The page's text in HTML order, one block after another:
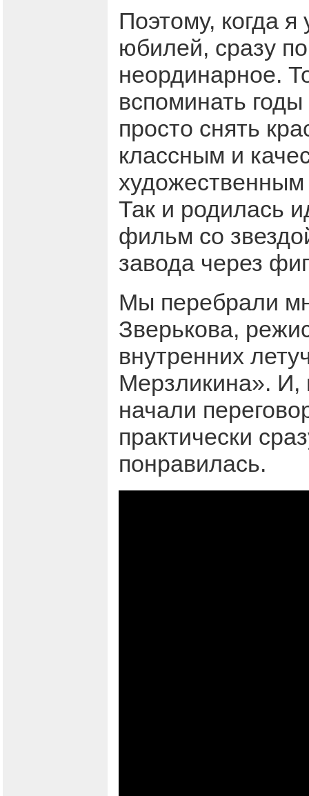
Поэтому, когда я
юбилей, сразу
неординарное.
вспоминать
просто снять
классным и
Так и родилась
фильм со
завода через
Мы перебрали
Зверькова,
внутренних
Мерзликина». И,
начали
практически
понравилась.